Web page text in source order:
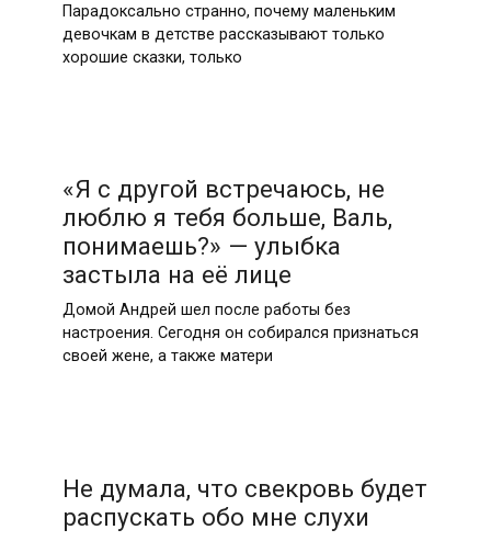
Парадоксально странно, почему маленьким
девочкам в детстве рассказывают только
хорошие сказки, только
«Я с другой встречаюсь, не
люблю я тебя больше, Валь,
понимаешь?» — улыбка
застыла на её лице
Домой Андрей шел после работы без
настроения. Сегодня он собирался признаться
своей жене, а также матери
Не думала, что свекровь будет
распускать обо мне слухи